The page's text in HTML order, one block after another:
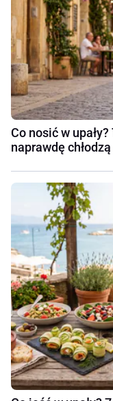
Co nosić w
naprawdę chłodzą